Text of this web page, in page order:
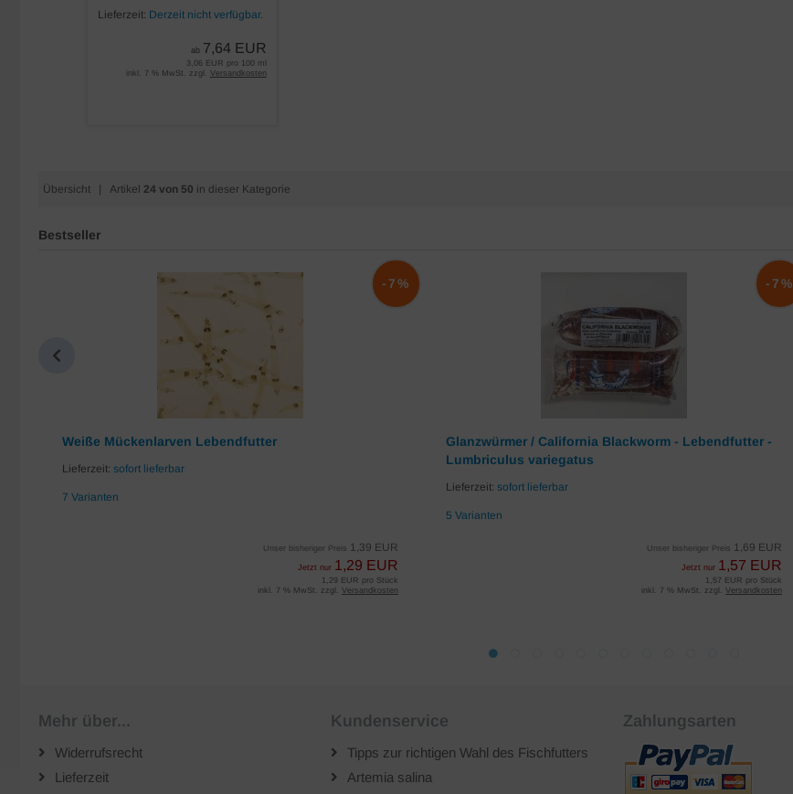
Lieferzeit: Derzeit nicht verfügbar.
ab 7,64 EUR
3,06 EUR pro 100 ml
inkl. 7 % MwSt. zzgl. Versandkosten
Übersicht | Artikel 24 von 50 in dieser Kategorie
Bestseller
Weiße Mückenlarven Lebendfutter
Lieferzeit: sofort lieferbar
7 Varianten
Unser bisheriger Preis 1,39 EUR
Jetzt nur 1,29 EUR
-7%
1,29 EUR pro Stück
inkl. 7 % MwSt. zzgl. Versandkosten
Glanzwürmer / California Blackworm - Lebendfutter -
Lumbriculus variegatus
Lieferzeit: sofort lieferbar
5 Varianten
Unser bisheriger Preis 1,69 EUR
Jetzt nur 1,57 EUR
-7%
1,57 EUR pro Stück
inkl. 7 % MwSt. zzgl. Versandkosten
Mehr über...
Widerrufsrecht
Lieferzeit
Kundenservice
Tipps zur richtigen Wahl des Fischfutters
Artemia salina
Zahlungsarten